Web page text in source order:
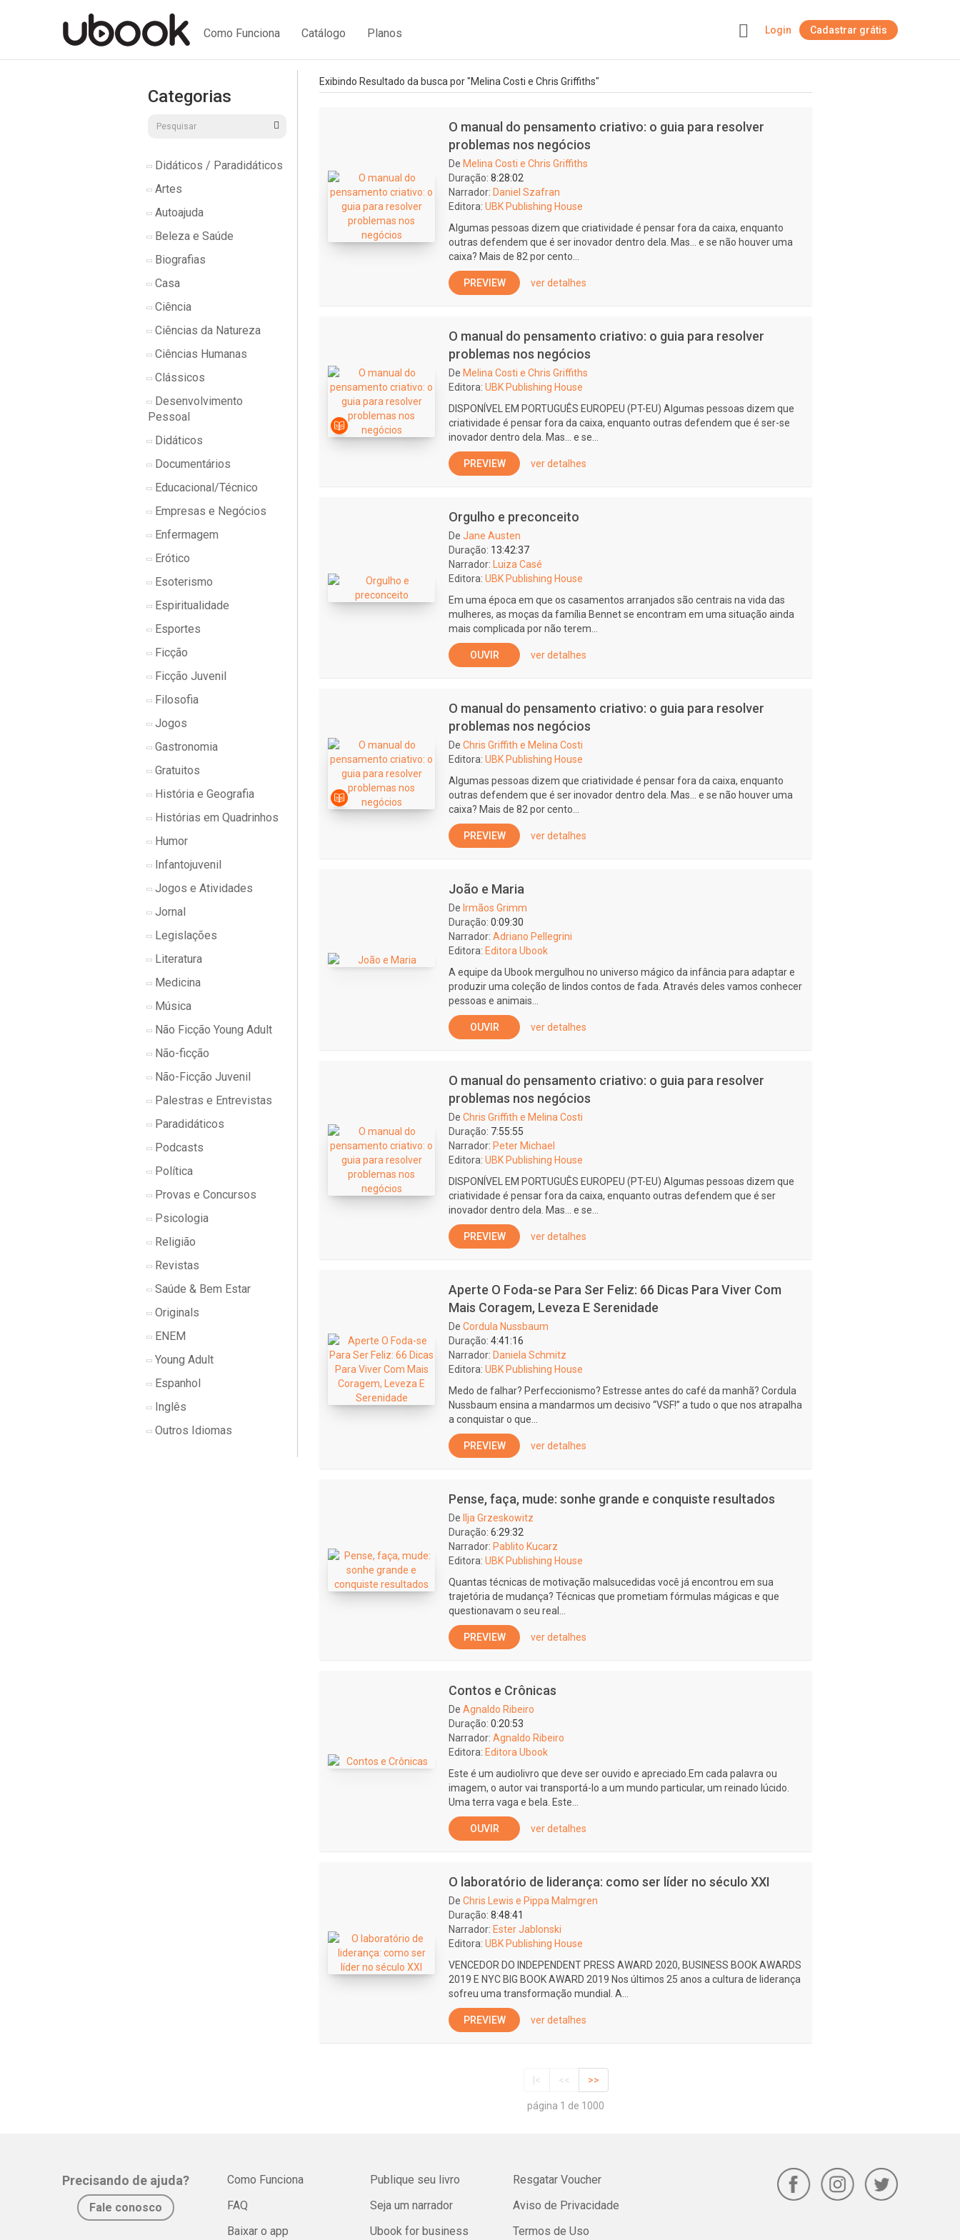
Como Funciona Catálogo Planos Login Cadastrar grátis
Categorias
Didáticos / Paradidáticos
Artes
Autoajuda
Beleza e Saúde
Biografias
Casa
Ciência
Ciências da Natureza
Ciências Humanas
Clássicos
Desenvolvimento
Pessoal
Didáticos
Documentários
Educacional/Técnico
Empresas e Negócios
Enfermagem
Erótico
Esoterismo
Espiritualidade
Esportes
Ficção
Ficção Juvenil
Filosofia
Jogos
Gastronomia
Gratuitos
História e Geografia
Histórias em Quadrinhos
Humor
Infantojuvenil
Jogos e Atividades
Jornal
Legislações
Literatura
Medicina
Música
Não Ficção Young Adult
Não-ficção
Não-Ficção Juvenil
Palestras e Entrevistas
Paradidáticos
Podcasts
Política
Provas e Concursos
Psicologia
Religião
Revistas
Saúde & Bem Estar
Originals
ENEM
Young Adult
Espanhol
Inglês
Outros Idiomas
Exibindo Resultado da busca por "Melina Costi e Chris Griffiths"
O manual do pensamento criativo: o guia para resolver
problemas nos negócios
De Melina Costi e Chris Griffiths
Duração: 8:28:02
Narrador: Daniel Szafran
Editora: UBK Publishing House
Algumas pessoas dizem que criatividade é pensar fora da caixa, enquanto
outras defendem que é ser inovador dentro dela. Mas... e se não houver uma
caixa? Mais de 82 por cento...
PREVIEW ver detalhes
O manual do pensamento criativo: o guia para resolver
problemas nos negócios
De Melina Costi e Chris Griffiths
Editora: UBK Publishing House
DISPONÍVEL EM PORTUGUÊS EUROPEU (PT-EU) Algumas pessoas dizem que
criatividade é pensar fora da caixa, enquanto outras defendem que é ser-se
inovador dentro dela. Mas... e se...
PREVIEW ver detalhes
Orgulho e preconceito
De Jane Austen
Duração: 13:42:37
Narrador:
Luiza Casé
Editora: UBK Publishing House
Em uma época em que os casamentos arranjados são centrais na vida das
mulheres, as moças da família Bennet se encontram em uma situação ainda
mais complicada por não terem...
OUVIR ver detalhes
O manual do pensamento criativo: o guia para resolver
problemas nos negócios
De Chris Griffith e Melina Costi
Editora: UBK Publishing House
Algumas pessoas dizem que criatividade é pensar fora da caixa, enquanto
outras defendem que é ser inovador dentro dela. Mas... e se não houver uma
caixa? Mais de 82 por cento...
PREVIEW ver detalhes
João e Maria
De Irmãos Grimm
Duração: 0:09:30
Narrador: Adriano Pellegrini
Editora: Editora Ubook
A equipe da Ubook mergulhou no universo mágico da infância para adaptar e
produzir uma coleção de lindos contos de fada. Através deles vamos conhecer
pessoas e animais...
OUVIR ver detalhes
O manual do pensamento criativo: o guia para resolver
problemas nos negócios
De Chris Griffith e Melina Costi
Duração: 7:55:55
Narrador: Peter Michael
Editora: UBK Publishing House
DISPONÍVEL EM PORTUGUÊS EUROPEU (PT-EU) Algumas pessoas dizem que
criatividade é pensar fora da caixa, enquanto outras defendem que é ser
inovador dentro dela. Mas... e se...
PREVIEW ver detalhes
Aperte O Foda-se Para Ser Feliz: 66 Dicas Para Viver Com
Mais Coragem, Leveza E Serenidade
De Cordula Nussbaum
Duração: 4:41:16
Narrador: Daniela Schmitz
Editora: UBK Publishing House
Medo de falhar? Perfeccionismo? Estresse antes do café da manhã? Cordula
Nussbaum ensina a mandarmos um decisivo “VSF!” a tudo o que nos atrapalha
a conquistar o que...
PREVIEW ver detalhes
Pense, faça, mude: sonhe grande e conquiste resultados
De
Ilja Grzeskowitz
Duração: 6:29:32
Narrador: Pablito Kucarz
Editora: UBK Publishing House
Quantas técnicas de motivação malsucedidas você já encontrou em sua
trajetória de mudança? Técnicas que prometiam fórmulas mágicas e que
questionavam o seu real...
PREVIEW ver detalhes
Contos e Crônicas
De Agnaldo Ribeiro
Duração: 0:20:53
Narrador: Agnaldo Ribeiro
Editora: Editora Ubook
Este é um audiolivro que deve ser ouvido e apreciado.Em cada palavra ou
imagem, o autor vai transportá-lo a um mundo particular, um reinado lúcido.
Uma terra vaga e bela. Este...
OUVIR ver detalhes
O laboratório de liderança: como ser líder no século XXI
De Chris Lewis e Pippa Malmgren
Duração: 8:48:41
Narrador: Ester Jablonski
Editora: UBK Publishing House
VENCEDOR DO INDEPENDENT PRESS AWARD 2020, BUSINESS BOOK AWARDS
2019 E NYC BIG BOOK AWARD 2019 Nos últimos 25 anos a cultura de liderança
sofreu uma transformação mundial. A...
PREVIEW ver detalhes
|< << >>
página 1 de 1000
Precisando de ajuda?
Fale conosco
Como Funciona
FAQ
Baixar o app
Publique seu livro
Seja um narrador
Ubook for business
Resgatar Voucher
Aviso de Privacidade
Termos de Uso